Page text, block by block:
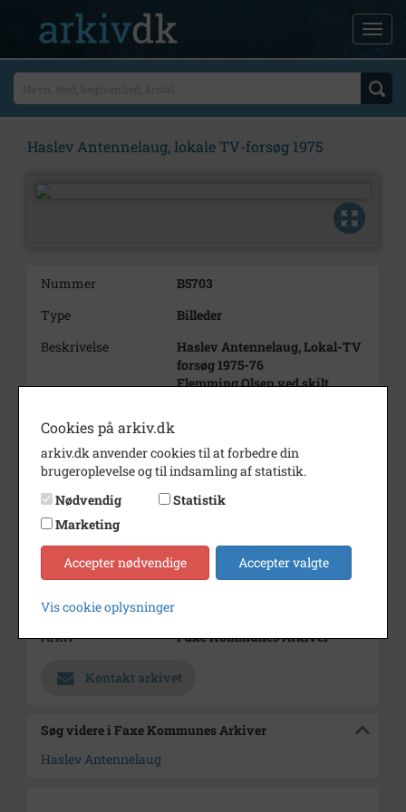
Haslev Antennelaug, lokale TV-forsøg 1975
Nummer
B5703
Type
Billeder
Beskrivelse
Haslev Antennelaug, Lokal-TV
forsøg 1975-76
Flemming Olsen ved skilt
Dateringsnote
1975-76
Fotograf
Torben Søborg
Størrelse
8,5 x 13
Se på kort
Type
Sogn (1000-2050)
Enhed
Arkiv
Faxe Kommunes Arkiver
Kontakt arkivet
Søg videre i Faxe Kommunes Arkiver
Haslev Antennelaug
Cookies på arkiv.dk
arkiv.dk anvender cookies til at forbedre din
brugeroplevelse og til indsamling af statistik.
Nødvendig
Statistik
Marketing
Accepter nødvendige Accepter valgte
Vis cookie oplysninger